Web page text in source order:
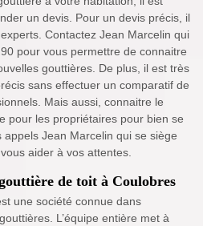
un devis. Pour un devis précis, il
Contactez Jean Marcelin qui
pour vous permettre de connaitre
gouttières. De plus, il est très
sans effectuer un comparatif de
Mais aussi, connaitre le
pour les propriétaires pour bien se
Jean Marcelin qui se siège
aider à vos attentes.
de toit à Coulobres
une société connue dans
L’équipe entière met à